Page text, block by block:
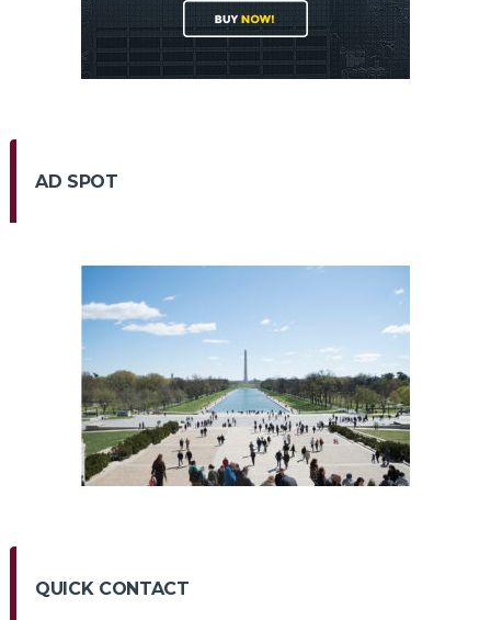
AD SPOT
QUICK CONTACT